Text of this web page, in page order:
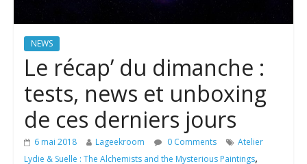
NEWS
Le récap’ du dimanche :
tests, news et unboxing
de ces derniers jours
6 mai 2018 Lageekroom 0 Comments
Atelier
Lydie & Suelle : The Alchemists and the Mysterious Paintings,